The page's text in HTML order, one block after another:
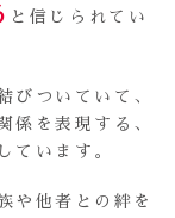
と信じられてい
びついていて、
係を表現する、
ています。
や他者との絆を